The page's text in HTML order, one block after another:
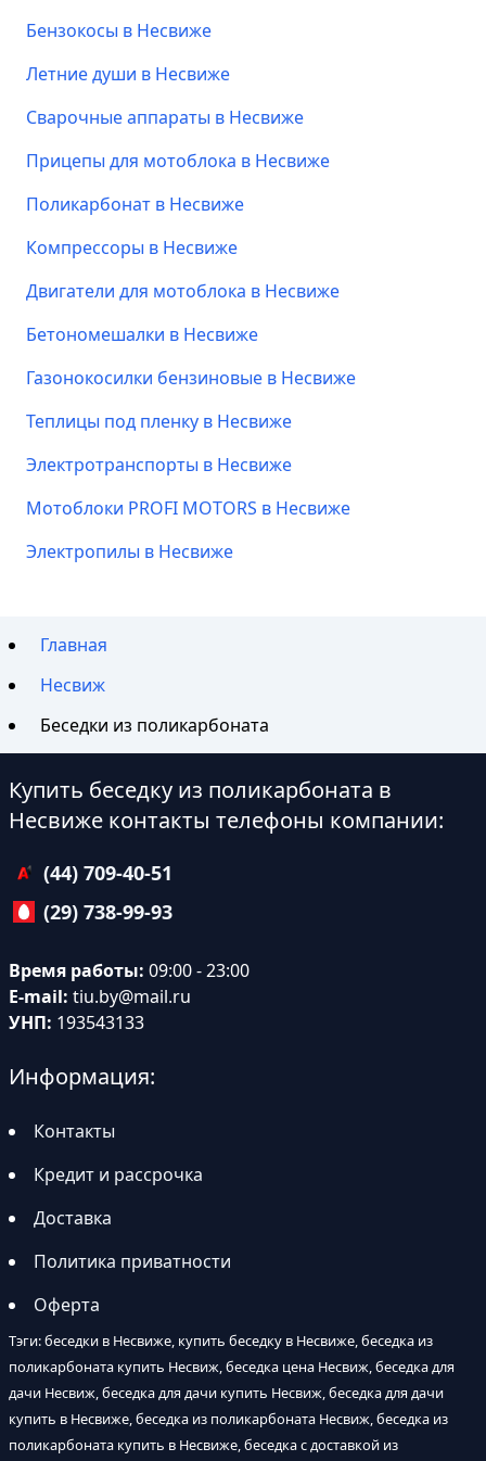
Бензокосы в Несвиже
Летние души в Несвиже
Сварочные аппараты в Несвиже
Прицепы для мотоблока в Несвиже
Поликарбонат в Несвиже
Компрессоры в Несвиже
Двигатели для мотоблока в Несвиже
Бетономешалки в Несвиже
Газонокосилки бензиновые в Несвиже
Теплицы под пленку в Несвиже
Электротранспорты в Несвиже
Мотоблоки PROFI MOTORS в Несвиже
Электропилы в Несвиже
Главная
Несвиж
Беседки из поликарбоната
Купить беседку из поликарбоната в
Несвиже контакты телефоны компании:
(44) 709-40-51
(29) 738-99-93
Время работы: 09:00 - 23:00
E-mail: tiu.by@mail.ru
УНП: 193543133
Информация:
Контакты
Кредит и рассрочка
Доставка
Политика приватности
Оферта
Тэги: беседки в Несвиже, купить беседку в Несвиже, беседка из
поликарбоната купить Несвиж, беседка цена Несвиж, беседка для
дачи Несвиж, беседка для дачи купить Несвиж, беседка для дачи
купить в Несвиже, беседка из поликарбоната Несвиж, беседка из
поликарбоната купить в Несвиже, беседка с доставкой из